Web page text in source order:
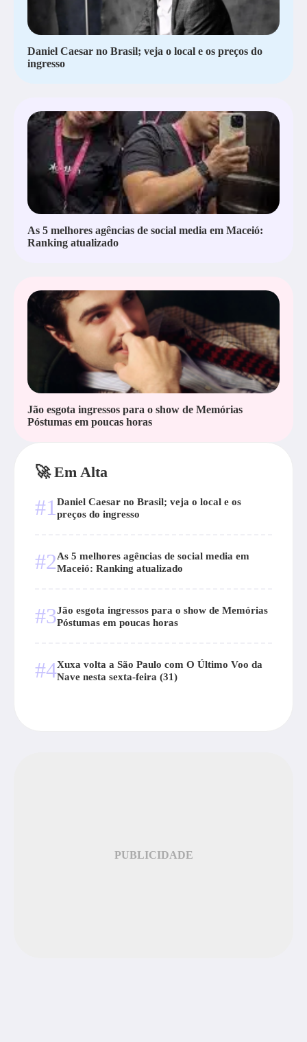
Daniel Caesar no Brasil; veja o local e os preços do
ingresso
As 5 melhores agências de social media em Maceió:
Ranking atualizado
Jão esgota ingressos para o show de Memórias
Póstumas em poucas horas
🚀 Em Alta
#1 Daniel Caesar no Brasil; veja o local e os
preços do ingresso
#2As 5 melhores agências de social media em
Maceió: Ranking atualizado
#3Jão esgota ingressos para o show de Memórias
Póstumas em poucas horas
#4Xuxa volta a São Paulo com O Último Voo da
Nave nesta sexta-feira (31)
PUBLICIDADE